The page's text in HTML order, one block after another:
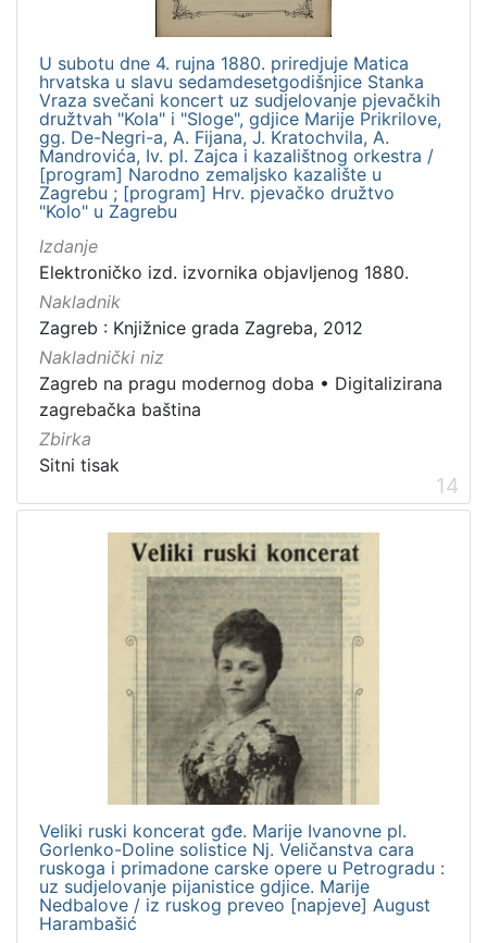
U subotu dne 4. rujna 1880. priredjuje Matica
hrvatska u slavu sedamdesetgodišnjice Stanka
Vraza svečani koncert uz sudjelovanje pjevačkih
družtvah "Kola" i "Sloge", gdjice Marije Prikrilove,
gg. De-Negri-a, A. Fijana, J. Kratochvila, A.
Mandrovića, Iv. pl. Zajca i kazalištnog orkestra /
[program] Narodno zemaljsko kazalište u
Zagrebu ; [program] Hrv. pjevačko družtvo
"Kolo" u Zagrebu
Izdanje
Elektroničko izd. izvornika objavljenog 1880.
Nakladnik
Zagreb : Knjižnice grada Zagreba, 2012
Nakladnički niz
Zagreb na pragu modernog doba • Digitalizirana
zagrebačka baština
Zbirka
Sitni tisak
14
Veliki ruski koncerat gđe. Marije Ivanovne pl.
Gorlenko-Doline solistice Nj. Veličanstva cara
ruskoga i primadone carske opere u Petrogradu :
uz sudjelovanje pijanistice gdjice. Marije
Nedbalove / iz ruskog preveo [napjeve] August
Harambašić